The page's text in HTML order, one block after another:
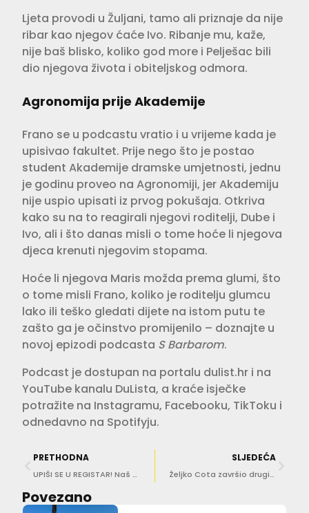
Ljeta provodi u Žuljani, tamo ali priznaje da nije
ribar kao njegov ćaće Ivo. Ribanje mu, kaže,
nije baš blisko, koliko god more i Pelješac bili
dio njegova života i obiteljskog odmora.
Agronomija prije Akademije
Frano se u podcastu vratio i u vrijeme kada je
upisivao fakultet. Prije nego što je postao
student Akademije dramske umjetnosti, jednu
je godinu proveo na Agronomiji, jer Akademiju
nije uspio upisati iz prvog pokušaja. Otkriva
kako su na to reagirali njegovi roditelji, Dube i
Ivo, ali i što danas misli o tome hoće li njegova
djeca krenuti njegovim stopama.
Hoće li njegova Maris možda prema glumi, što
o tome misli Frano, koliko je roditelju glumcu
lako ili teško gledati dijete na istom putu te
zašto ga je očinstvo promijenilo – doznajte u
novoj epizodi podcasta S Barbarom.
Podcast je dostupan na portalu dulist.hr i na
YouTube kanalu DuLista, a kraće isječke
potražite na Instagramu, Facebooku, TikToku i
odnedavno na Spotifyju.
PRETHODNA
UPIŠI SE U REGISTAR! Naš sugrađanin obolio je od leukemije – možda baš ti možeš spasiti njegov život
SLJEDEĆA
Željko Cota završio drugi na Ironman-u u Švicarskoj i izborio plasman na Svjetsko prvenstvo u Koni
Povezano